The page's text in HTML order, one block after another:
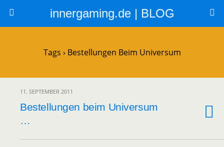
innergaming.de | BLOG
Tags › Bestellungen Beim Universum
11. SEPTEMBER 2011
Bestellungen beim Universum
…